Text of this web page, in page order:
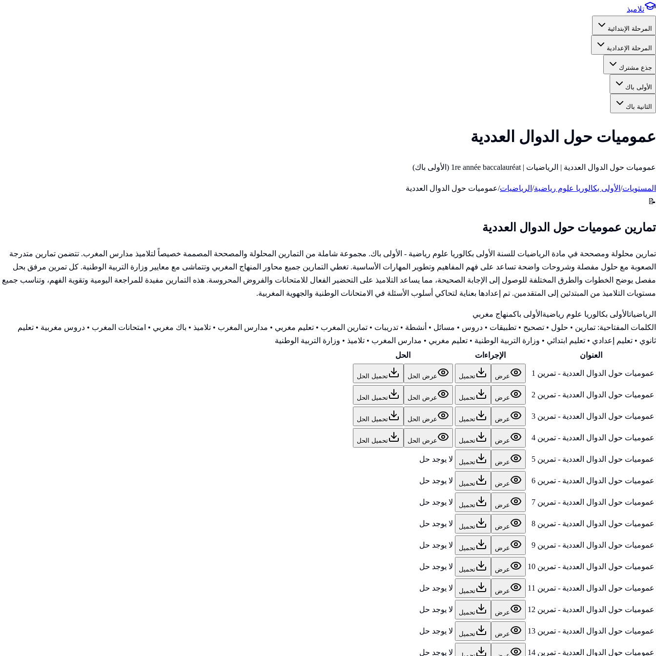
تلاميذ
المرحلة الإبتدائية
المرحلة الإعدادية
جذع مشترك
الأولى باك
الثانية باك
عموميات حول الدوال العددية
عموميات حول الدوال العددية | الرياضيات | 1re année baccalauréat (الأولى باك)
المستويات/ الأولى بكالوريا علوم رياضية/ الرياضيات/عموميات حول الدوال العددية
📝
تمارين عموميات حول الدوال العددية
تمارين محلولة ومصححة في مادة الرياضيات للسنة الأولى بكالوريا علوم رياضية - الأولى باك. مجموعة شاملة من التمارين المحلولة والمصححة المصممة خصيصاً لتلاميذ مدارس المغرب. تتضمن تمارين متدرجة
الصعوبة مع حلول مفصلة وشروحات واضحة تساعد على فهم المفاهيم وتطوير المهارات الأساسية. تغطي التمارين جميع محاور المنهاج المغربي وتتماشى مع معايير وزارة التربية الوطنية. كل تمرين مرفق بحل
مفصل يوضح الخطوات والطرق المختلفة للوصول إلى الإجابة الصحيحة، مما يساعد التلاميذ على التحضير الفعال للامتحانات والفروض المحروسة. هذه التمارين مفيدة للمراجعة اليومية وتقوية الفهم، وتناسب جميع
مستويات التلاميذ من المبتدئين إلى المتقدمين. تم إعدادها بعناية لتحاكي أسلوب الأسئلة في الامتحانات الوطنية والجهوية المغربية.
الرياضياتالأولى بكالوريا علوم رياضية الأولى باكمنهاج مغربي
الكلمات المفتاحية: تمارين • حلول • تصحيح • تطبيقات • دروس • مسائل • أنشطة • تدريبات • تمارين المغرب • تعليم مغربي • مدارس المغرب • تلاميذ • باك مغربي • امتحانات المغرب • دروس مغربية • تعليم
ثانوي • تعليم إعدادي • تعليم ابتدائي • وزارة التربية الوطنية • تعليم مغربي • مدارس المغرب • تلاميذ • وزارة التربية الوطنية
العنوان
الإجراءات الحل
عموميات حول الدوال العددية - تمرين 1 عرض تحميل عرض الحل تحميل الحل
عموميات حول الدوال العددية - تمرين 2 عرض تحميل عرض الحل تحميل الحل
عموميات حول الدوال العددية - تمرين 3 عرض تحميل عرض الحل تحميل الحل
عموميات حول الدوال العددية - تمرين 4 عرض تحميل عرض الحل تحميل الحل
عموميات حول الدوال العددية - تمرين 5 عرض تحميل لا يوجد حل
عموميات حول الدوال العددية - تمرين 6 عرض تحميل لا يوجد حل
عموميات حول الدوال العددية - تمرين 7 عرض تحميل لا يوجد حل
عموميات حول الدوال العددية - تمرين 8 عرض تحميل لا يوجد حل
عموميات حول الدوال العددية - تمرين 9 عرض تحميل لا يوجد حل
عموميات حول الدوال العددية - تمرين 10 عرض تحميل لا يوجد حل
عموميات حول الدوال العددية - تمرين 11 عرض تحميل لا يوجد حل
عموميات حول الدوال العددية - تمرين 12 عرض تحميل لا يوجد حل
عموميات حول الدوال العددية - تمرين 13 عرض تحميل لا يوجد حل
عموميات حول الدوال العددية - تمرين 14 لا يوجد حل